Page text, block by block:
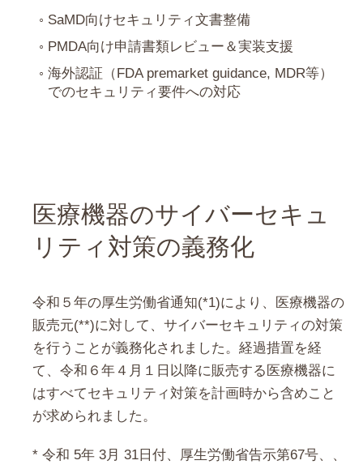
SaMD向けセキュリティ文書整備
PMDA向け申請書類レビュー＆実装支援
海外認証（FDA premarket guidance, MDR等）
でのセキュリティ要件への対応
医療機器のサイバーセキュ
リティ対策の義務化
令和５年の厚生労働省通知(*1)により、医療機器の
販売元(**)に対して、サイバーセキュリティの対策
を行うことが義務化されました。経過措置を経
て、令和６年４月１日以降に販売する医療機器に
はすべてセキュリティ対策を計画時から含めこと
が求められました。
* 令和 5年 3月 31日付、厚生労働省告示第67号、、